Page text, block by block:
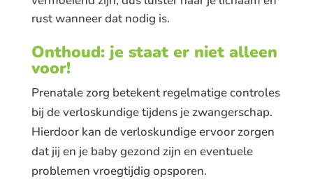
rust wanneer dat nodig is.
Onthoud: je staat er niet alleen
voor!
Prenatale zorg betekent regelmatige controles
bij de verloskundige tijdens je zwangerschap.
Hierdoor kan de verloskundige ervoor zorgen
dat jij en je baby gezond zijn en eventuele
problemen vroegtijdig opsporen.